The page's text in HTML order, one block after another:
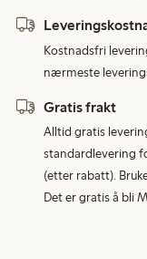
Kostnadsfri
nærmeste
Gratis frakt
Alltid gratis
standardlevering
(etter rabatt).
Det er gratis å bli